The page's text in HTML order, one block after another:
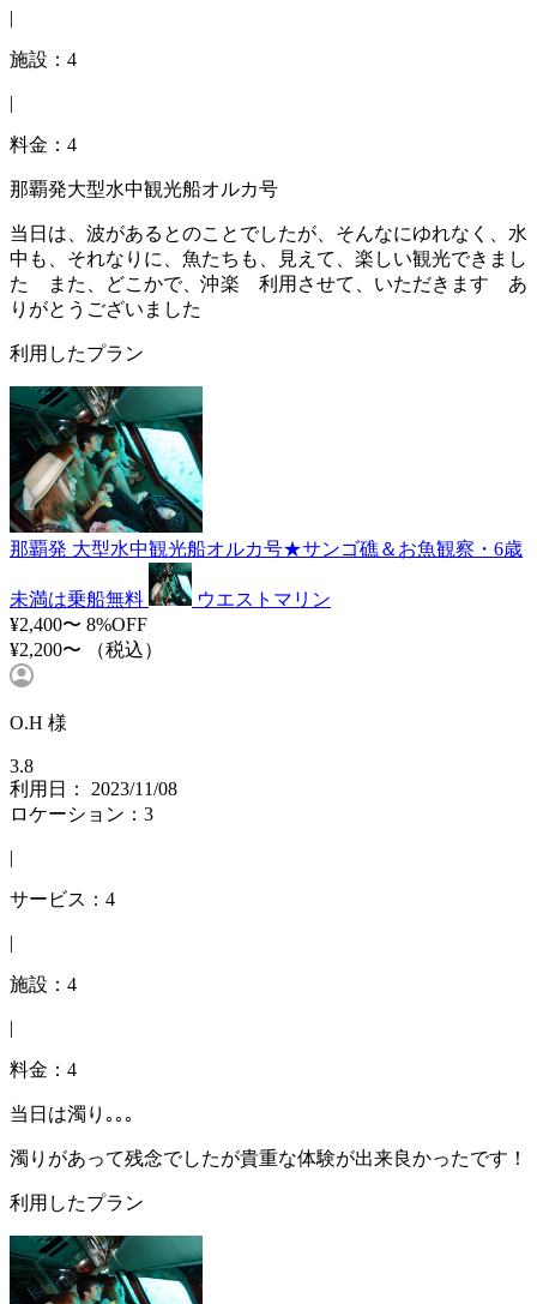
|
施設：4
|
料金：4
那覇発大型水中観光船オルカ号
当日は、波があるとのことでしたが、そんなにゆれなく、水
中も、それなりに、魚たちも、見えて、楽しい観光できまし
た また、どこかで、沖楽 利用させて、いただきます あ
りがとうございました
利用したプラン
那覇発 大型水中観光船オルカ号★サンゴ礁＆お魚観察・6歳
未満は乗船無料
ウエストマリン
¥2,400〜 8%OFF
¥2,200〜
（税込）
O.H 様
3.8
利用日： 2023/11/08
ロケーション：3
|
サービス：4
|
施設：4
|
料金：4
当日は濁り｡｡｡
濁りがあって残念でしたが貴重な体験が出来良かったです！
利用したプラン